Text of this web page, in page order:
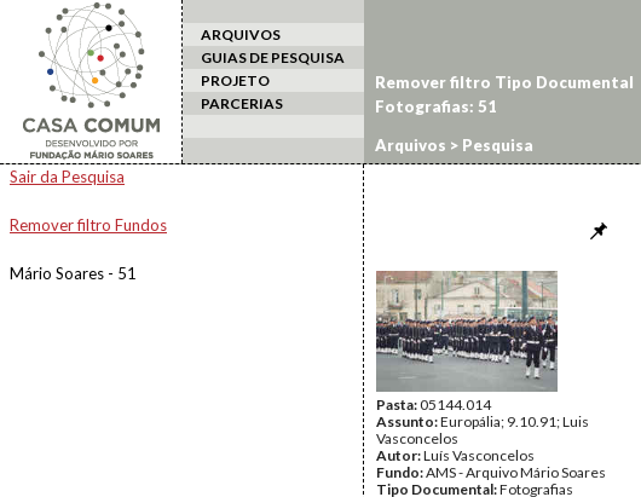
ARQUIVOS
GUIAS DE PESQUISA
PROJETO
PARCERIAS
Arquivos > Pesquisa
Sair da Pesquisa
Remover filtro Fundos
Mário Soares - 51
Remover filtro Tipo Documental
Fotografias: 51
Pasta:05144.014
Assunto:Europália; 9.10.91; Luis
Vasconcelos
Autor:Luís Vasconcelos
Fundo:AMS - Arquivo Mário Soares
Tipo Documental:Fotografias